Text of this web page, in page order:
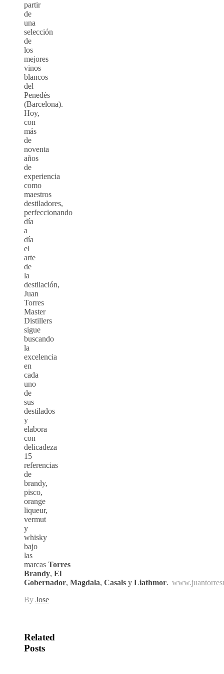
partir
de
una
selección
de
los
mejores
vinos
blancos
del
Penedès
(Barcelona).
Hoy,
con
más
de
noventa
años
de
experiencia
como
maestros
destiladores,
perfeccionando
día
a
día
el
arte
de
la
destilación,
Juan
Torres
Master
Distillers
sigue
buscando
la
excelencia
en
cada
uno
de
sus
destilados
y
elabora
con
delicadeza
15
referencias
de
brandy,
pisco,
orange
liqueur,
vermut
y
whisky
bajo
las
marcas Torres
Brandy, El
Gobernador, Magdala, Casals y Liathmor.
By Jose
Related
Posts